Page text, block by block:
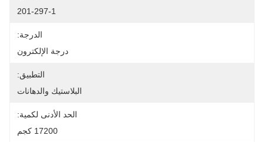
201-297-1
الدرجة:
درجة الإلكترون
التطبيق:
البلاستيك والدهانات
الحد الأدنى لكمية:
17200 كجم